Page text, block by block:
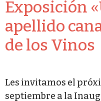
Exposición
apellido
de los Vinos
Les invitamos el
septiembre a la